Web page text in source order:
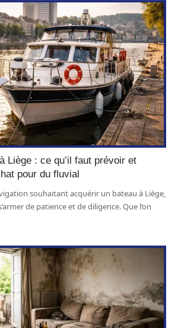
Liège : ce qu’il faut prévoir et
pour du fluvial
souhaitant acquérir un bateau à Liège,
de patience et de diligence. Que l’on